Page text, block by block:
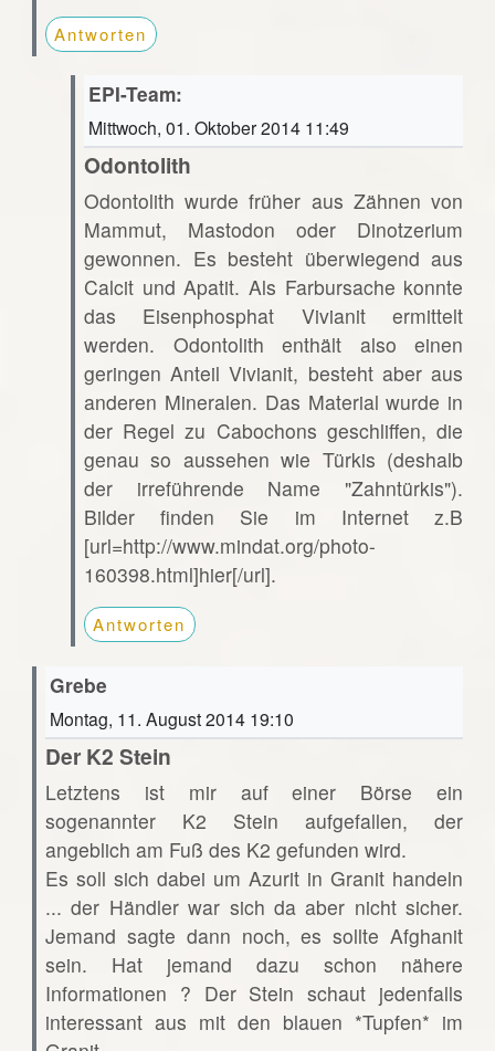
Antworten
EPI-Team:
Mittwoch, 01. Oktober 2014 11:49
Odontolith
Odontolith wurde früher aus Zähnen von
Mammut, Mastodon oder Dinotzerium
gewonnen. Es besteht überwiegend aus
Calcit und Apatit. Als Farbursache konnte
das Eisenphosphat Vivianit ermittelt
werden. Odontolith enthält also einen
geringen Anteil Vivianit, besteht aber aus
anderen Mineralen. Das Material wurde in
der Regel zu Cabochons geschliffen, die
genau so aussehen wie Türkis (deshalb
der irreführende Name "Zahntürkis").
Bilder finden Sie im Internet z.B
[url=http://www.mindat.org/photo-
160398.html]hier[/url].
Antworten
Grebe
Montag, 11. August 2014 19:10
Der K2 Stein
Letztens ist mir auf einer Börse ein
sogenannter K2 Stein aufgefallen, der
angeblich am Fuß des K2 gefunden wird.
Es soll sich dabei um Azurit in Granit handeln
... der Händler war sich da aber nicht sicher.
Jemand sagte dann noch, es sollte Afghanit
sein. Hat jemand dazu schon nähere
Informationen ? Der Stein schaut jedenfalls
interessant aus mit den blauen *Tupfen* im